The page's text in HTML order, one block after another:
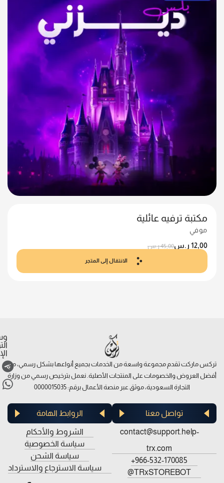
مكتبة ترفيه عائلية
موفي
45,00ر.س 12,00 ر.س
الانتقال إلى المتجر
تركس ماركت تقدم مجموعة واسعة من الخدمات بجميع أنواعها بشكل رسمي، مع
أفضل العروض والخصومات على المنتجات الأصلية. نعمل بترخيص رسمي من وزارة
التجارة السعودية، موثق عبر منصة الأعمال برقم: 0000015035
تواصل معنا
contact@support.help-
trx.com
966-532-170085+
TRxSTOREBOT@
الروابط الهامة
الشروط والأحكام
سياسة الخصوصية
سياسة الشحن
سياسة الاسترجاع والاسترداد